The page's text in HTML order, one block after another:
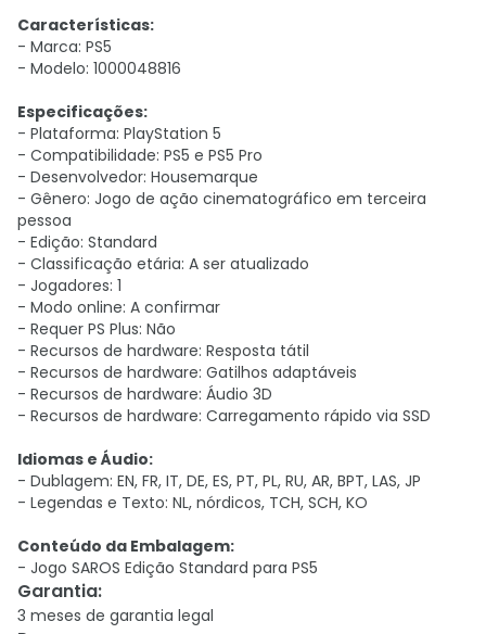
Características:
- Marca: PS5
- Modelo: 1000048816
Especificações:
- Plataforma: PlayStation 5
- Compatibilidade: PS5 e PS5 Pro
- Desenvolvedor: Housemarque
- Gênero: Jogo de ação cinematográfico em terceira
pessoa
- Edição: Standard
- Classificação etária: A ser atualizado
- Jogadores: 1
- Modo online: A confirmar
- Requer PS Plus: Não
- Recursos de hardware: Resposta tátil
- Recursos de hardware: Gatilhos adaptáveis
- Recursos de hardware: Áudio 3D
- Recursos de hardware: Carregamento rápido via SSD
Idiomas e Áudio:
- Dublagem: EN, FR, IT, DE, ES, PT, PL, RU, AR, BPT, LAS, JP
- Legendas e Texto: NL, nórdicos, TCH, SCH, KO
Conteúdo da Embalagem:
- Jogo SAROS Edição Standard para PS5
Garantia:
3 meses de garantia legal